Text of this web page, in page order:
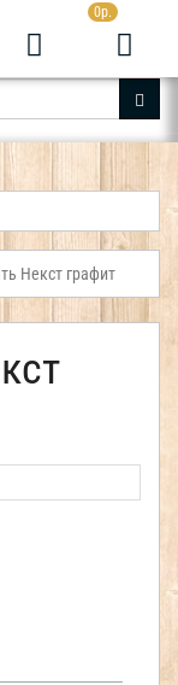
0р.
05-24
Некст графит